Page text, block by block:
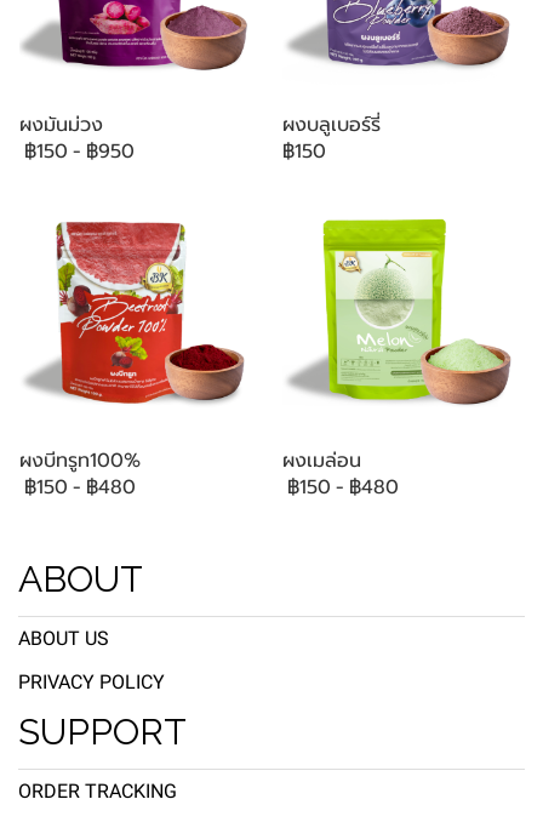
ผงมันม่วง
฿150 - ฿950
ผงบลูเบอร์รี่
฿150
ผงบีทรูท100%
฿150 - ฿480
ผงเมล่อน
฿150 - ฿480
ABOUT
ABOUT US
PRIVACY POLICY
SUPPORT
ORDER TRACKING